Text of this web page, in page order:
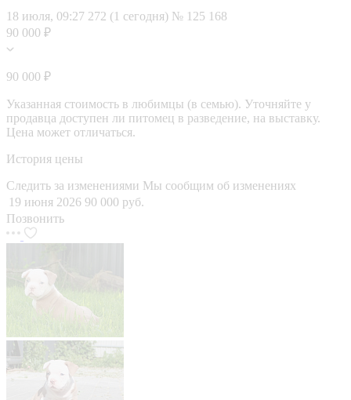
18 июля, 09:27 272 (1 сегодня) № 125 168
90 000 ₽
90 000 ₽
Указанная стоимость в любимцы (в семью). Уточняйте у
продавца доступен ли питомец в разведение, на выставку.
Цена может отличаться.
История цены
Следить за изменениями Мы сообщим об изменениях
19 июня 2026 90 000 руб.
Позвонить